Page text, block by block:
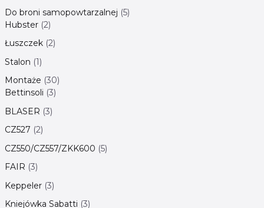
Do broni samopowtarzalnej 5
Hubster 2
Łuszczek 2
Stalon 1
Montaże 30
Bettinsoli 3
BLASER 3
CZ527 2
CZ550/CZ557/ZKK600 5
FAIR 3
Keppeler 3
Kniejówka Sabatti 3